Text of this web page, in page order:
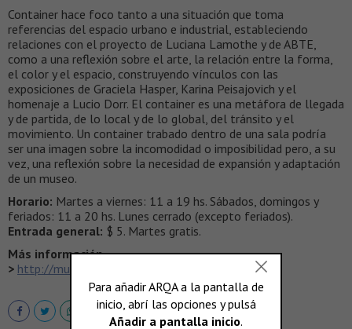
Container hace foco tanto a una situación que toma
referencias del espacio urbano e industrial, estableciendo
relaciones con el proyecto de Luciana Lamothe y de ABTE,
como a una reflexión sobre el arte, la relación entre la forma,
el color y el espacio, construyendo vínculos con las
exposiciones de Graciela Hasper, Karina Peisajovich y el
homenaje a Lucio Dorr. El container es una metáfora de llegada
y de partida, de lo local y de lo global, del tránsito y el
movimiento. Un container trabado dentro de una sala podría
ser una imagen sobre la incomodidad o imposibilidad pero, a su
vez, una reflexión sobre la necesidad de expansión y adaptación
de un museo.
Horario: Martes a viernes: 11 a 19 hs. Sábados, domingos y
feriados: 11 a 20 hs. Lunes cerrado (excepto feriados).
Entrada general: $ 5. Martes gratis.
Más información
> http://museos.buenosaires.gob.ar/mam.htm